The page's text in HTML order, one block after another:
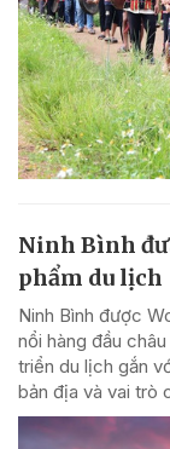
Ninh Bình
phẩm du lịch
Ninh Bình được
nổi hàng đầu
triển du lịch gắn
bản địa và vai trò